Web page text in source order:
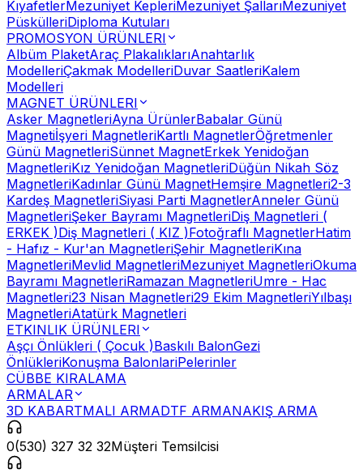
KıyafetlerMezuniyet KepleriMezuniyet ŞallarıMezuniyet
PüskülleriDiploma Kutuları
PROMOSYON ÜRÜNLERI
Albüm PlaketAraç PlakalıklarıAnahtarlık
ModelleriÇakmak ModelleriDuvar SaatleriKalem
Modelleri
MAGNET ÜRÜNLERI
Asker MagnetleriAyna ÜrünlerBabalar Günü
Magnetiİşyeri MagnetleriKartlı MagnetlerÖğretmenler
Günü MagnetleriSünnet MagnetErkek Yenidoğan
MagnetleriKız Yenidoğan MagnetleriDüğün Nikah Söz
MagnetleriKadınlar Günü MagnetHemşire Magnetleri2-3
Kardeş MagnetleriSiyasi Parti MagnetlerAnneler Günü
MagnetleriŞeker Bayramı MagnetleriDiş Magnetleri (
ERKEK )Diş Magnetleri ( KIZ )Fotoğraflı MagnetlerHatim
- Hafız - Kur'an MagnetleriŞehir MagnetleriKına
MagnetleriMevlid MagnetleriMezuniyet MagnetleriOkuma
Bayramı MagnetleriRamazan MagnetleriUmre - Hac
Magnetleri23 Nisan Magnetleri29 Ekim MagnetleriYılbaşı
MagnetleriAtatürk Magnetleri
ETKINLIK ÜRÜNLERI
Aşçı Önlükleri ( Çocuk )Baskılı BalonGezi
ÖnlükleriKonuşma BalonlariPelerinler
CÜBBE KIRALAMA
ARMALAR
3D KABARTMALI ARMADTF ARMANAKIŞ ARMA
0(530) 327 32 32Müşteri Temsilcisi